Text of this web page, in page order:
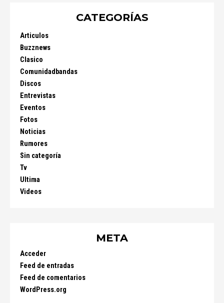
CATEGORÍAS
Articulos
Buzznews
Clasico
Comunidadbandas
Discos
Entrevistas
Eventos
Fotos
Noticias
Rumores
Sin categoría
Tv
Ultima
Videos
META
Acceder
Feed de entradas
Feed de comentarios
WordPress.org